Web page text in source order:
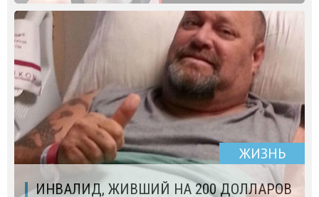
ЖИЗНЬ
ИНВАЛИД, ЖИВШИЙ НА 200 ДОЛЛАРОВ